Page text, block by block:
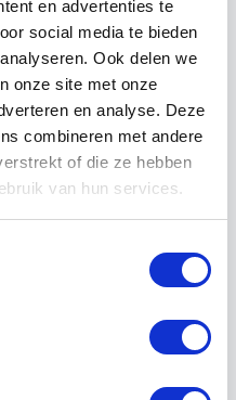
en advertenties te
social media te bieden
Ook delen we
onze site met onze
en analyse. Deze
combineren met andere
of die ze hebben
van hun services.